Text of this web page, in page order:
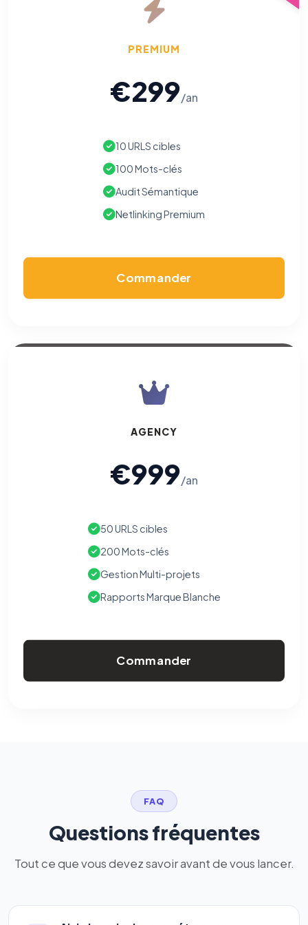
PREMIUM
€299/an
10 URLS cibles
100 Mots-clés
Audit Sémantique
Netlinking Premium
Commander
AGENCY
€999/an
50 URLS cibles
200 Mots-clés
Gestion Multi-projets
Rapports Marque Blanche
Commander
FAQ
Questions fréquentes
Tout ce que vous devez savoir avant de vous lancer.